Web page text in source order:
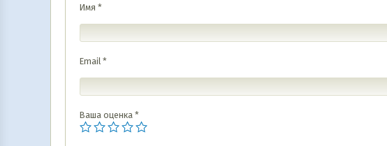
Имя *
Email *
Ваша оценка *